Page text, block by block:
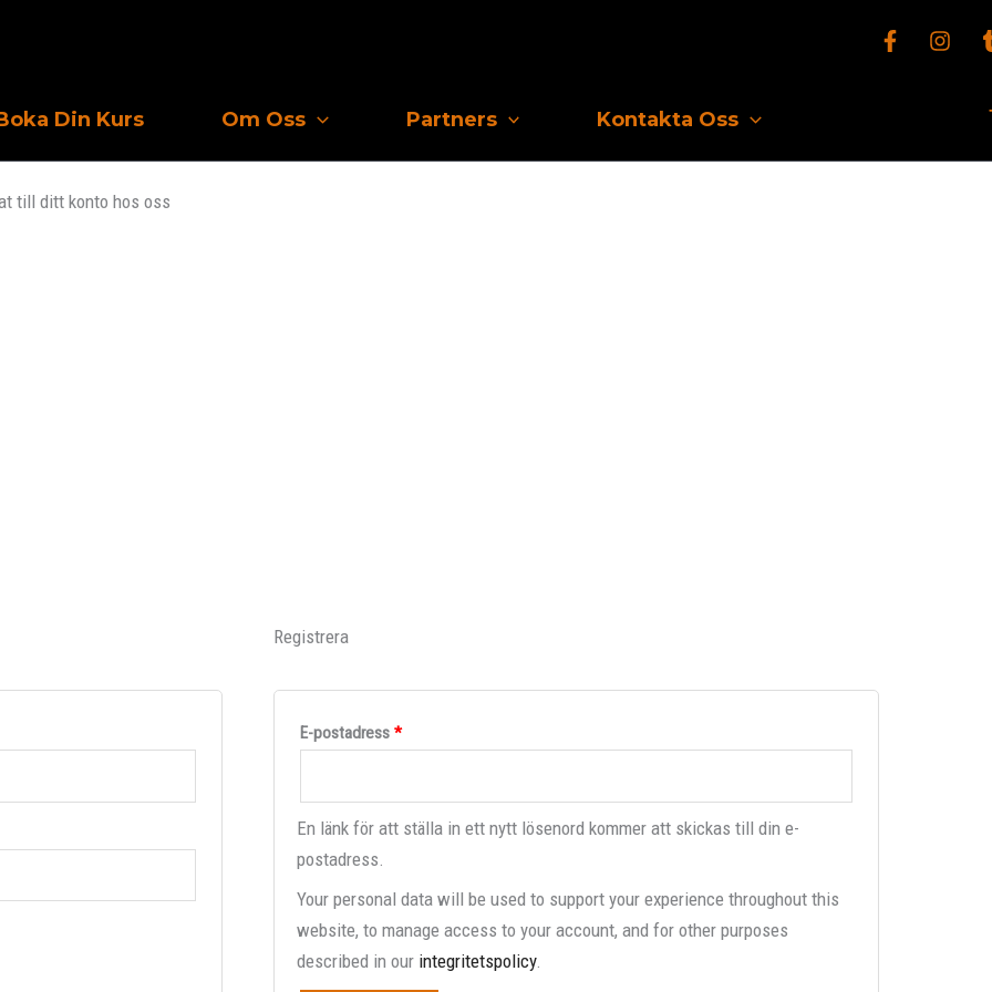
Din Kurs Om Oss Partners Kontakta Oss
till ditt konto hos oss
Registrera
E-postadress *
En länk för att ställa in ett nytt lösenord kommer att skickas till din e-
postadress.
Your personal data will be used to support your experience throughout this
website, to manage access to your account, and for other purposes
described in our integritetspolicy.